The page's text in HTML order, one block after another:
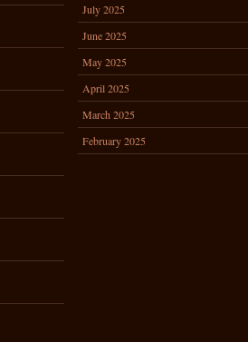
July 2025
June 2025
May 2025
April 2025
March 2025
February 2025